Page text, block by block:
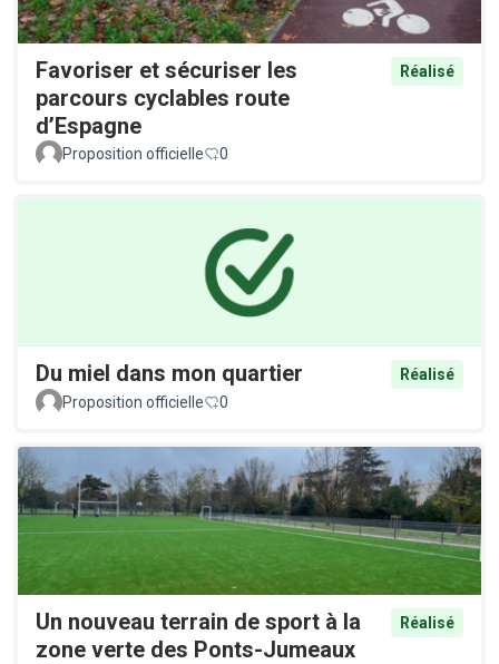
Favoriser et sécuriser les
parcours cyclables route
d’Espagne
Réalisé
Proposition officielle 0
Du miel dans mon quartier
Réalisé
Proposition officielle
0
Un nouveau terrain de sport à la
zone verte des Ponts-Jumeaux
Réalisé